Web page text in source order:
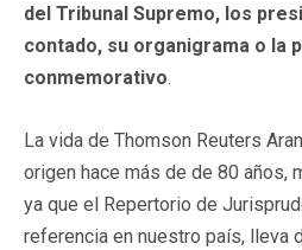
del Tribunal Supremo, los
contado, su organigrama o la
conmemorativo.
La vida de Thomson Reuters
origen hace más de de 80 años,
ya que el Repertorio de
referencia en nuestro país, lleva